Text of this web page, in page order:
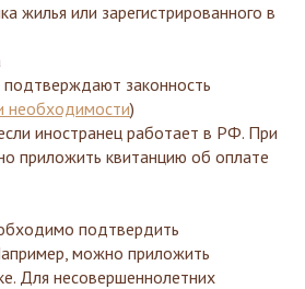
жилья или зарегистрированного в
законность
необходимости)
иностранец работает в РФ. При
приложить квитанцию об оплате
подтвердить
можно приложить
Для несовершеннолетних